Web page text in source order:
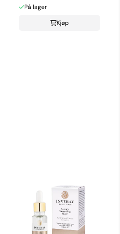
På lager
Kjøp